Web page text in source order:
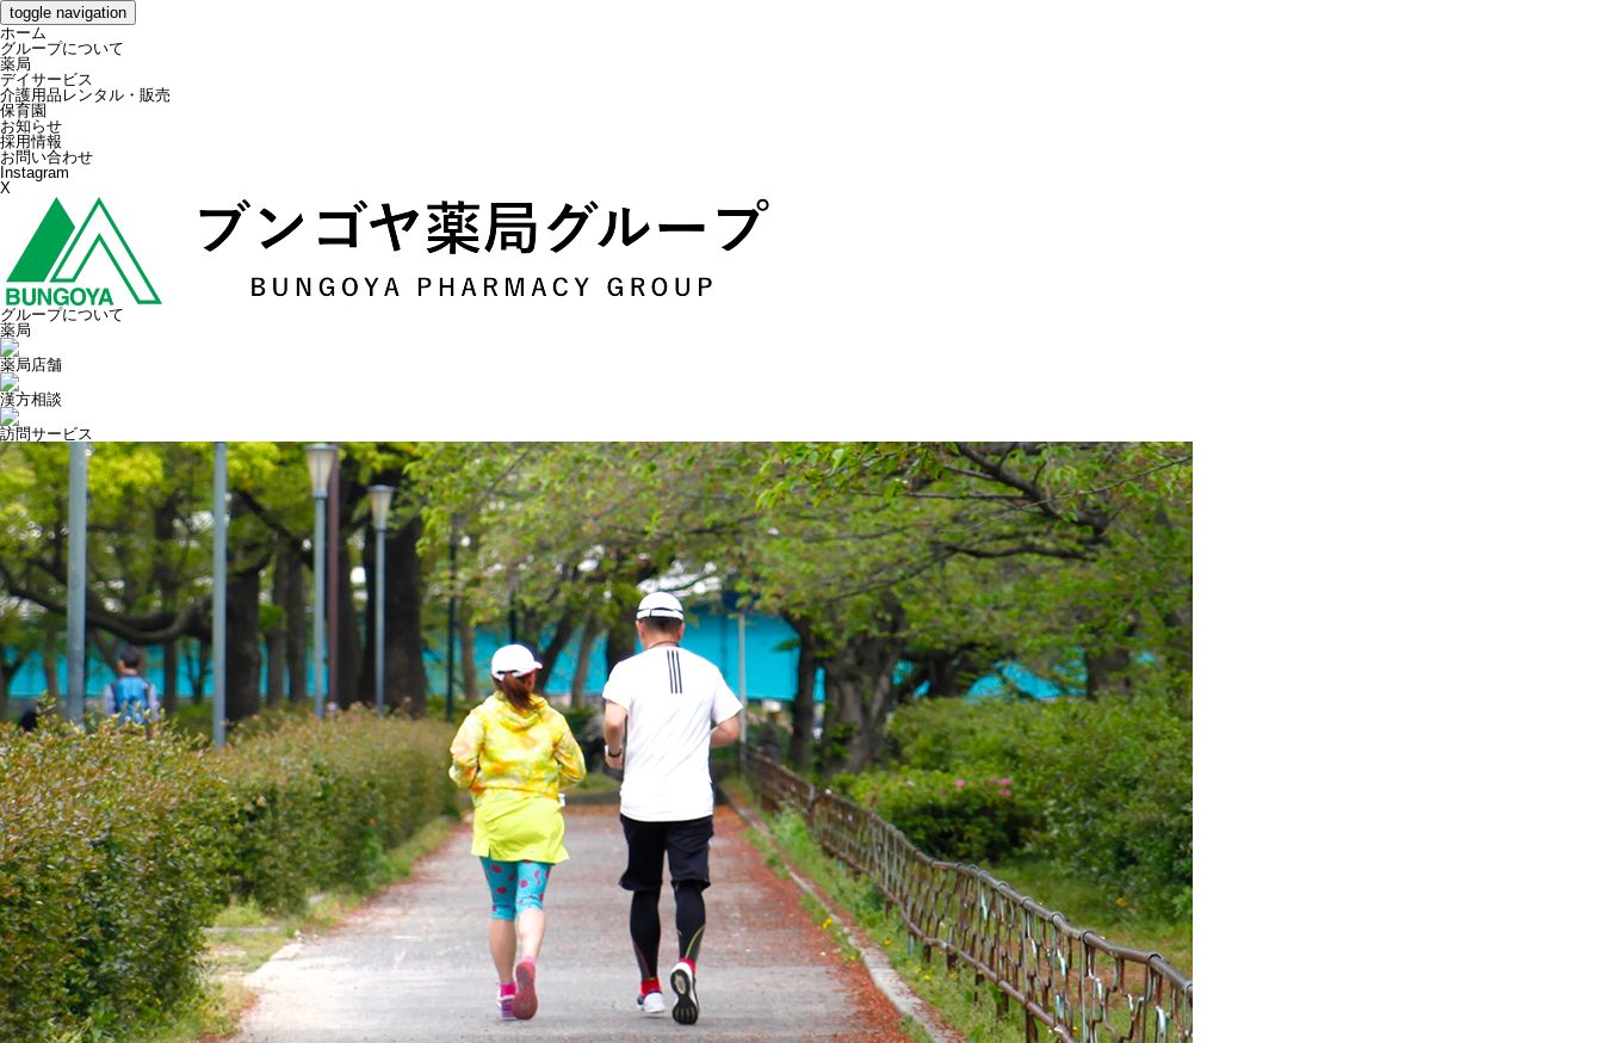
toggle navigation
ホーム
グループについて
薬局
デイサービス
介護用品レンタル・販売
保育園
お知らせ
採用情報
お問い合わせ
Instagram
X
グループについて
薬局
薬局店舗
漢方相談
訪問サービス